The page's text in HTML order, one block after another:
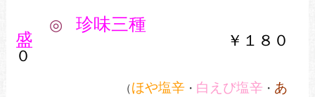
◎ 珍味三種
盛
￥１８０
０
（ほや塩辛・ 白えび塩辛 ・ あ